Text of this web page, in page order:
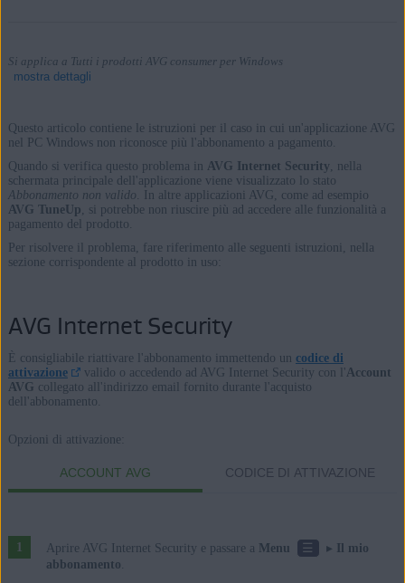
Si applica a Tutti i prodotti AVG consumer per Windows
mostra dettagli
Prodotti:
Tutti i prodotti AVG consumer per Windows
Sistemi operativi:
Microsoft Windows 11 Home / Pro / Enterprise / Education
Microsoft Windows 8.1 / Pro / Enterprise - 32/64 bit
Microsoft Windows 8 / Pro / Enterprise - 32/64 bit
Microsoft Windows 7 Home Basic / Home Premium / Professional /
Enterprise / Ultimate - Service Pack 2, 32/64 bit
Questo articolo contiene le istruzioni per il caso in cui un'applicazione AVG
nel PC Windows non riconosce più l'abbonamento a pagamento.
Quando si verifica questo problema in AVG Internet Security, nella
schermata principale dell'applicazione viene visualizzato lo stato
Abbonamento non valido. In altre applicazioni AVG, come ad esempio
AVG TuneUp, si potrebbe non riuscire più ad accedere alle funzionalità a
pagamento del prodotto.
Per risolvere il problema, fare riferimento alle seguenti istruzioni, nella
sezione corrispondente al prodotto in uso:
AVG Internet Security
È consigliabile riattivare l'abbonamento immettendo un codice di
attivazione
valido o accedendo ad AVG Internet Security con l'Account
AVG collegato all'indirizzo email fornito durante l'acquisto
dell'abbonamento.
Opzioni di attivazione:
ACCOUNT AVG CODICE DI ATTIVAZIONE
Aprire AVG Internet Security e passare a Menu ☰ ▸
Il mio
abbonamento